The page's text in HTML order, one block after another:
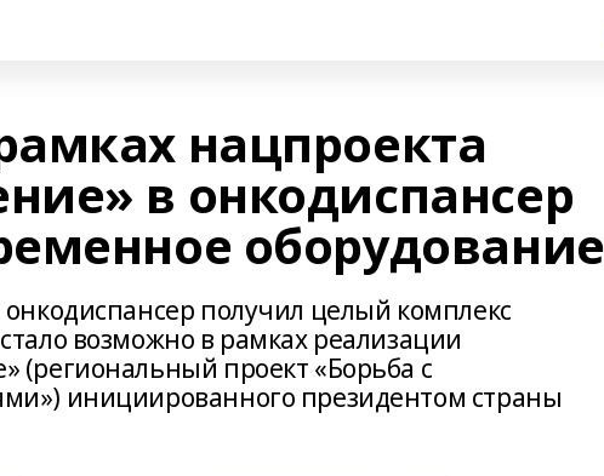
нацпроекта
в онкодиспансер
оборудование
получил целый комплекс
возможно в рамках реализации
(региональный проект «Борьба с
инициированного президентом страны